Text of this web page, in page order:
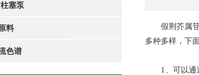
塞泵
料
色谱
假荆芥属苷
多种多样，下
1、可以通过